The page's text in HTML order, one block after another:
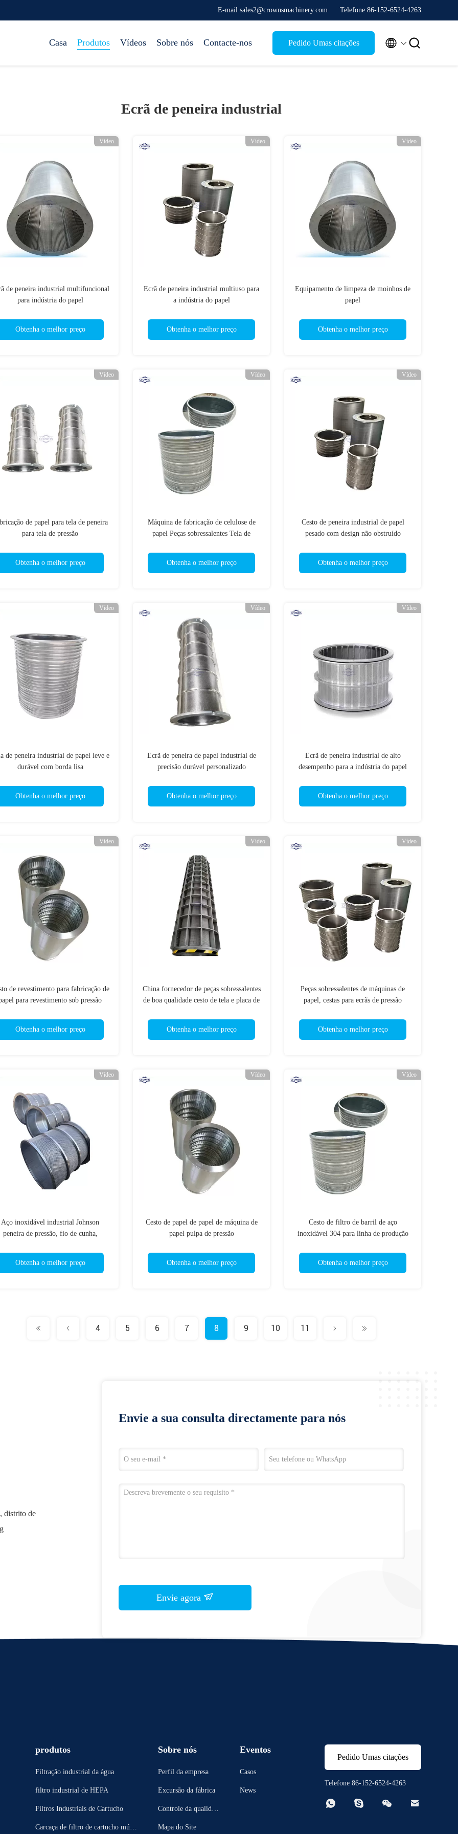
E-mail sales2@crownsmachinery.com Telefone 86-152-6524-4263
Casa Produtos Vídeos Sobre nós Contacte-nos Pedido Umas citações  
Ecrã de peneira industrial
Vídeo
de peneira industrial multifuncional
para indústria do papel
Obtenha o melhor preço
Vídeo
Ecrã de peneira industrial multiuso para
a indústria do papel
Obtenha o melhor preço
Vídeo
Equipamento de limpeza de moinhos de
papel
Obtenha o melhor preço
Vídeo
de papel para tela de peneira
para tela de pressão
Obtenha o melhor preço
Vídeo
Máquina de fabricação de celulose de
papel Peças sobressalentes Tela de
Obtenha o melhor preço
Vídeo
Cesto de peneira industrial de papel
pesado com design não obstruído
Obtenha o melhor preço
Vídeo
de peneira industrial de papel leve e
durável com borda lisa
Obtenha o melhor preço
Vídeo
Ecrã de peneira de papel industrial de
precisão durável personalizado
Obtenha o melhor preço
Vídeo
Ecrã de peneira industrial de alto
desempenho para a indústria do papel
Obtenha o melhor preço
Vídeo
de revestimento para fabricação de
para revestimento sob pressão
inoxidável
Obtenha o melhor preço
Vídeo
China fornecedor de peças sobressalentes
de boa qualidade cesto de tela e placa de
Obtenha o melhor preço
Vídeo
Peças sobressalentes de máquinas de
papel, cestas para ecrãs de pressão
Obtenha o melhor preço
Vídeo
Aço inoxidável industrial Johnson
peneira de pressão, fio de cunha,
Obtenha o melhor preço
Vídeo
Cesto de papel de papel de máquina de
papel pulpa de pressão
Obtenha o melhor preço
Vídeo
Cesto de filtro de barril de aço
inoxidável 304 para linha de produção
Obtenha o melhor preço
4 5 6 7 8 9 10 11
distrito de
Envie a sua consulta directamente para nós
Envie agora
produtos
Filtração industrial da água
filtro industrial de HEPA
Filtros Industriais de Cartucho
Carcaça de filtro de cartucho múlti
Sobre nós
Perfil da empresa
Excursão da fábrica
Controle da qualidad
Mapa do Site
Eventos
Casos
News
Pedido Umas citações
Telefone 86-152-6524-4263
   